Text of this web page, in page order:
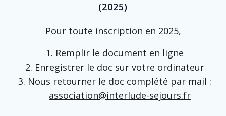
(2025)
Pour toute inscription en 2025,
Remplir le document en ligne
Enregistrer le doc sur votre ordinateur
Nous retourner le doc complété par mail :
association@interlude-sejours.fr